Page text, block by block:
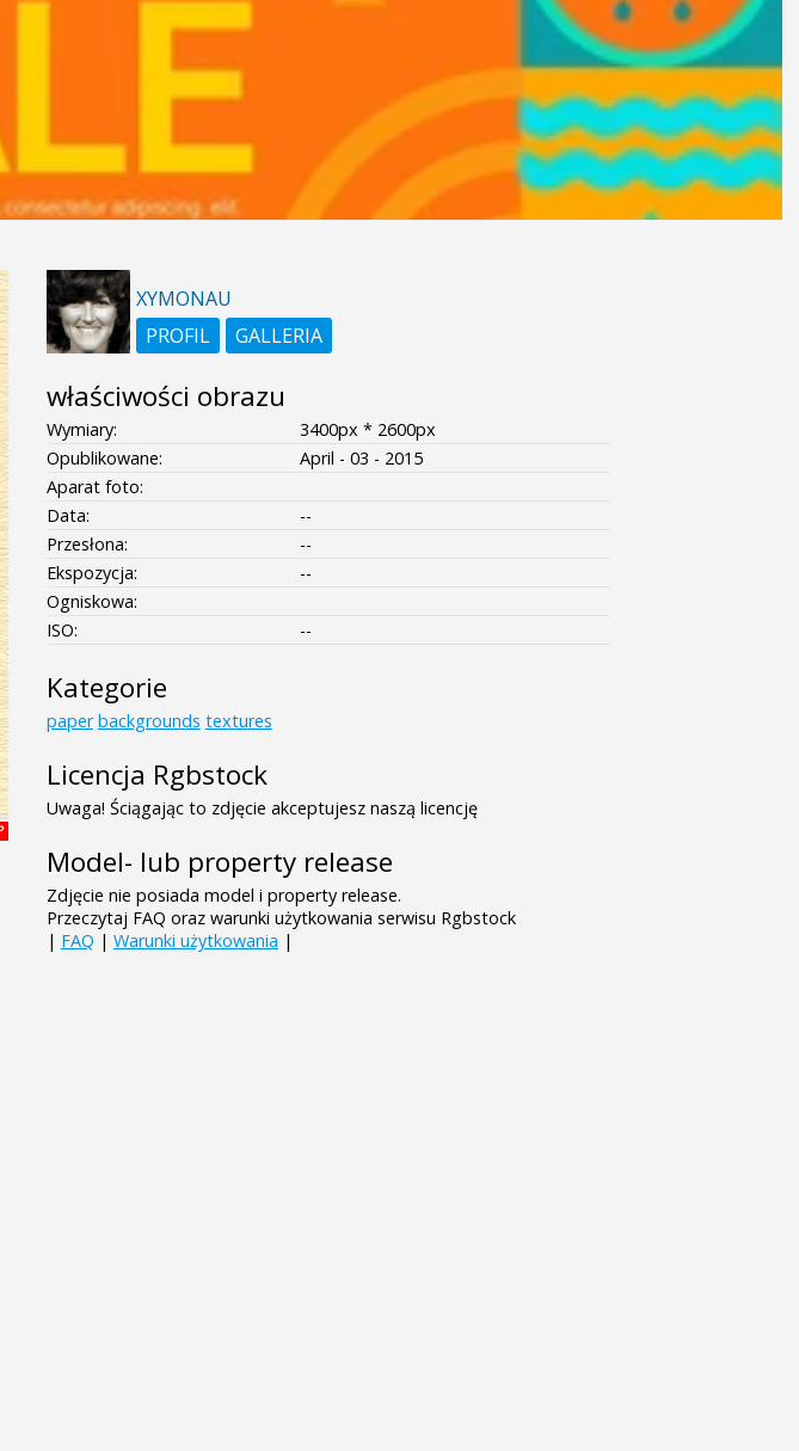
XYMONAU
PROFIL
GALLERIA
właściwości obrazu
Wymiary:
3400px * 2600px
Opublikowane:
April - 03 - 2015
Aparat foto:
Data:
--
Przesłona:
--
Ekspozycja:
--
Ogniskowa:
ISO:
--
Kategorie
paper backgrounds textures
Licencja Rgbstock
Uwaga! Ściągając to zdjęcie akceptujesz naszą licencję
Model- lub property release
Zdjęcie nie posiada model i property release.
Przeczytaj FAQ oraz warunki użytkowania serwisu Rgbstock
| FAQ | Warunki użytkowania |